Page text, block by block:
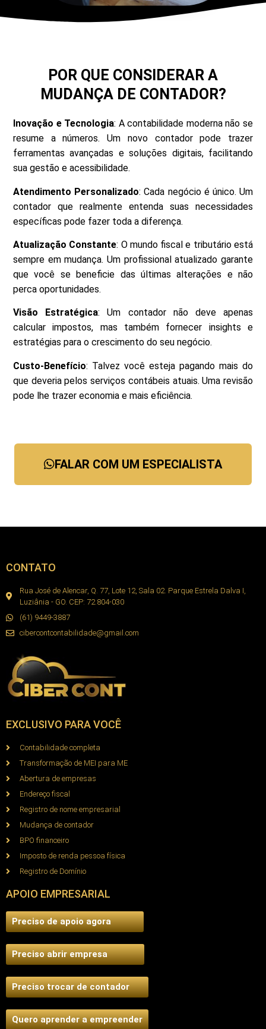
POR QUE CONSIDERAR A
MUDANÇA DE CONTADOR?
Inovação e Tecnologia: A contabilidade moderna não se
resume a números. Um novo contador pode trazer
ferramentas avançadas e soluções digitais, facilitando
sua gestão e acessibilidade.
Atendimento Personalizado: Cada negócio é único. Um
contador que realmente entenda suas necessidades
específicas pode fazer toda a diferença.
Atualização Constante: O mundo fiscal e tributário está
sempre em mudança. Um profissional atualizado garante
que você se beneficie das últimas alterações e não
perca oportunidades.
Visão Estratégica: Um contador não deve apenas
calcular impostos, mas também fornecer insights e
estratégias para o crescimento do seu negócio.
Custo-Benefício: Talvez você esteja pagando mais do
que deveria pelos serviços contábeis atuais. Uma revisão
pode lhe trazer economia e mais eficiência.
FALAR COM UM ESPECIALISTA
CONTATO
Rua José de Alencar, Q. 77, Lote 12, Sala 02. Parque Estrela Dalva I,
Luziânia - GO. CEP: 72.804-030
(61) 9449-3887
cibercontcontabilidade@gmail.com
EXCLUSIVO PARA VOCÊ
Contabilidade completa
Transformação de MEI para ME
Abertura de empresas
Endereço fiscal
Registro de nome empresarial
Mudança de contador
BPO financeiro
Imposto de renda pessoa física
Registro de Domínio
APOIO EMPRESARIAL
Preciso de apoio agora
Preciso abrir empresa
Preciso trocar de contador
Quero aprender a empreender